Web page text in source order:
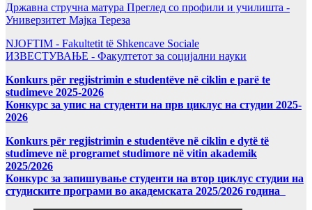
Државна стручна матура Преглед со профили и училишта -
Универзитет Мајка Тереза
NJOFTIM - Fakultetit të Shkencave Sociale
ИЗВЕСТУВАЊЕ - Факултетот за социјални науки
Konkurs për regjistrimin e studentëve në ciklin e parë te
studimeve 2025-2026
Конкурс за упис на студенти на прв циклус на студии 2025-
2026
Konkurs për regjistrimin e studentëve në ciklin e dytë të
studimeve në programet studimore në vitin akademik
2025/2026
Конкурс за запишување студенти на втор циклус студии на
студиските програми во академската 2025/2026 година